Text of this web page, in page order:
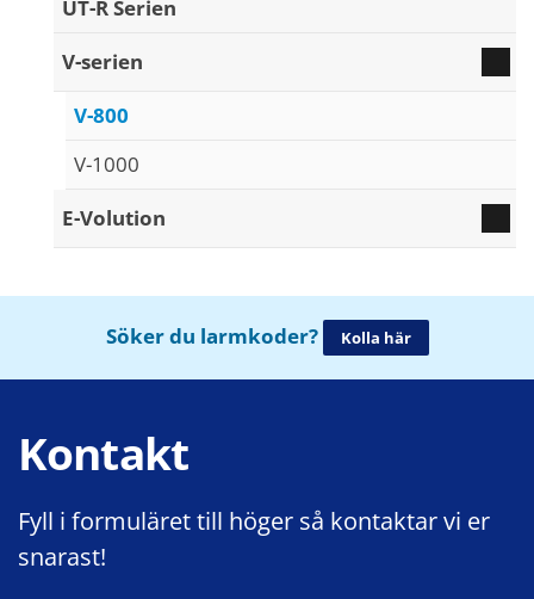
UT-R Serien
V-serien
V-800
V-1000
E-Volution
Söker du larmkoder? Kolla här
Kontakt
Fyll i formuläret till höger så kontaktar vi er
snarast!